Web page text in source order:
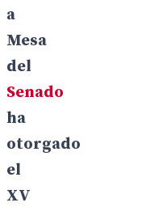
a
Mesa
del
Senado
ha
otorgado
el
XV